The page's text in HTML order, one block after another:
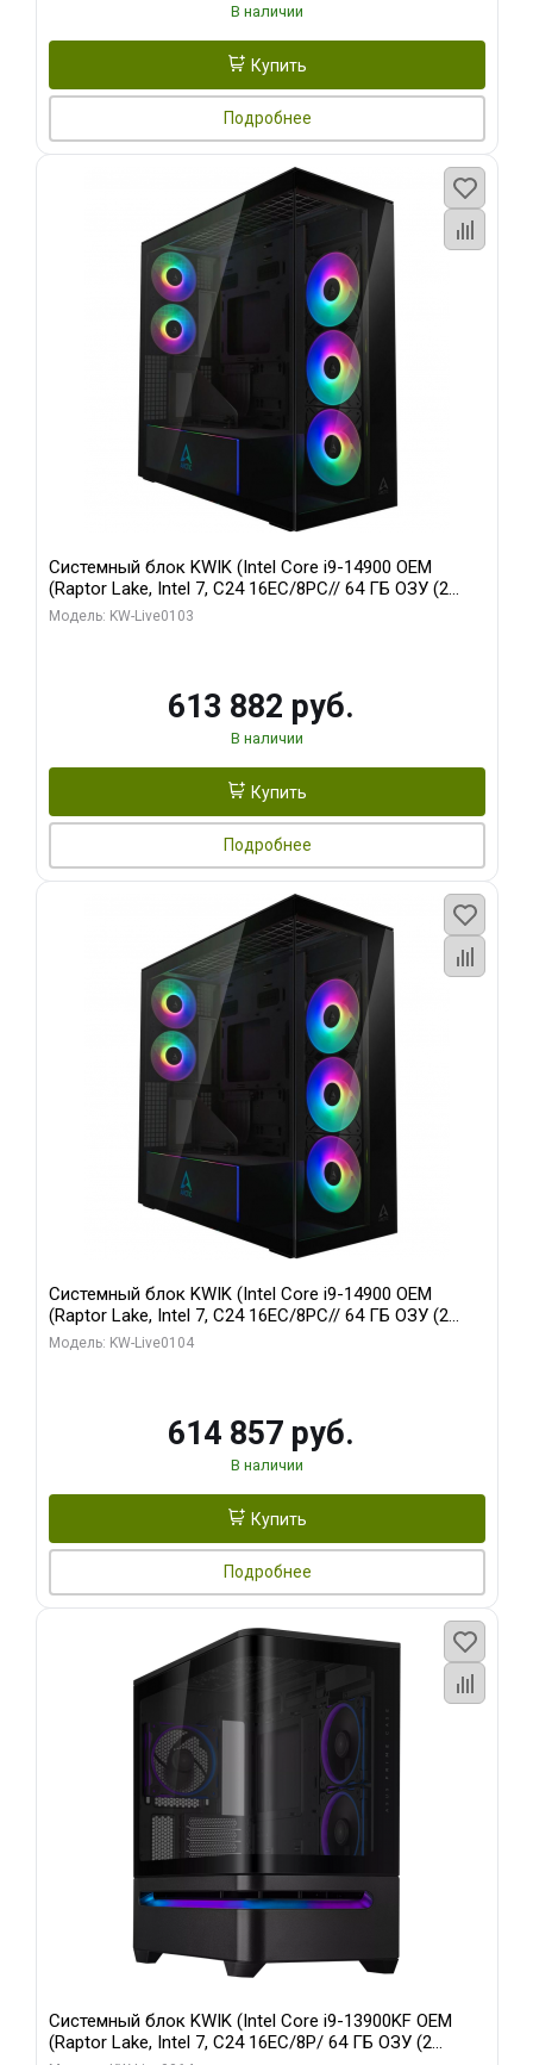
В наличии
Купить
Подробнее
Системный блок KWIK (Intel Core i9-14900 OEM
(Raptor Lake, Intel 7, C24 16EC/8PC// 64 ГБ ОЗУ (2
модуля)/ Afox RTX4090 24GB GDDR6X 384-Bit 3xDP
Модель: KW-Live0103
613 882 руб.
В наличии
Купить
Подробнее
Системный блок KWIK (Intel Core i9-14900 OEM
(Raptor Lake, Intel 7, C24 16EC/8PC// 64 ГБ ОЗУ (2
модуля)/ Afox RTX4090 24GB GDDR6X 384-Bit 3xDP
Модель: KW-Live0104
614 857 руб.
В наличии
Купить
Подробнее
Системный блок KWIK (Intel Core i9-13900KF OEM
(Raptor Lake, Intel 7, C24 16EC/8P/ 64 ГБ ОЗУ (2